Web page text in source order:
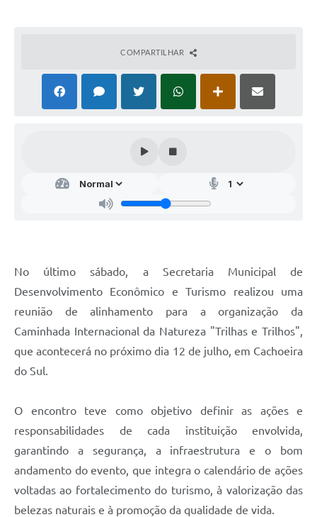
COMPARTILHAR
No último sábado, a Secretaria Municipal de
Desenvolvimento Econômico e Turismo realizou uma
reunião de alinhamento para a organização da
Caminhada Internacional da Natureza "Trilhas e Trilhos",
que acontecerá no próximo dia 12 de julho, em Cachoeira
do Sul.
O encontro teve como objetivo definir as ações e
responsabilidades de cada instituição envolvida,
garantindo a segurança, a infraestrutura e o bom
andamento do evento, que integra o calendário de ações
voltadas ao fortalecimento do turismo, à valorização das
belezas naturais e à promoção da qualidade de vida.